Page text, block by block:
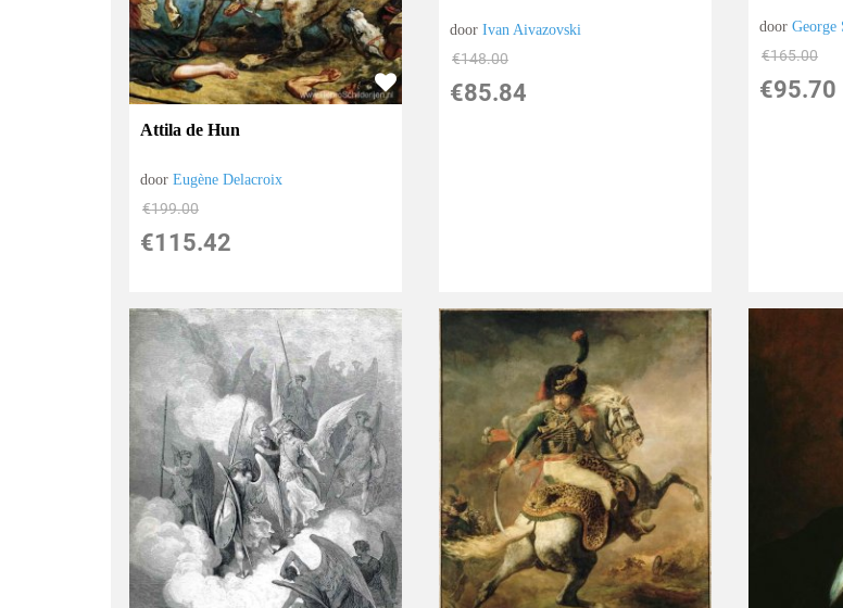
Attila de Hun
doorEugène Delacroix
€199.00
€115.42
doorIvan Aivazovski
€148.00
€85.84
doorGeorge
€165.00
€95.70